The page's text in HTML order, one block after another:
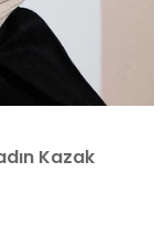
Kazak